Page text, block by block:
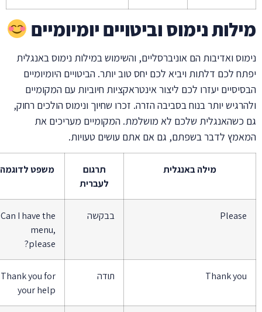
נימוס וביטויים יומיומיים
ואדיבות הם אוניברסליים, והשימוש במילות נימוס באנגלית
לכם דלתות ויביא לכם יחס טוב יותר. הביטויים היומיומיים
יעזרו לכם ליצור אינטראקציות חיוביות עם המקומיים
יותר בנוח בסביבה הזרה. זכרו שחיוך ונימוס הולכים רחוק,
שלכם לא מושלמת. המקומיים מעריכים את
לדבר בשפתם, גם אם אתם עושים טעויות.
מילה באנגלית
תרגום
לעברית
משפט לדוגמה
בבקשה
Can I have the
menu,
please?
Thank תודה
Thank you for
your help